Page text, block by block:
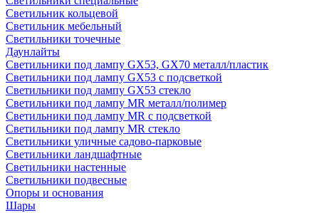
Светильник кольцевой
Светильник мебельный
Светильники точечные
Даунлайты
Светильники под лампу GX53, GX70 металл/пластик
Светильники под лампу GX53 с подсветкой
Светильники под лампу GX53 стекло
Светильники под лампу MR металл/полимер
Светильники под лампу MR с подсветкой
Светильники под лампу MR стекло
Светильники уличные садово-парковые
Светильники ландшафтные
Светильники настенные
Светильники подвесные
Опоры и основания
Шары